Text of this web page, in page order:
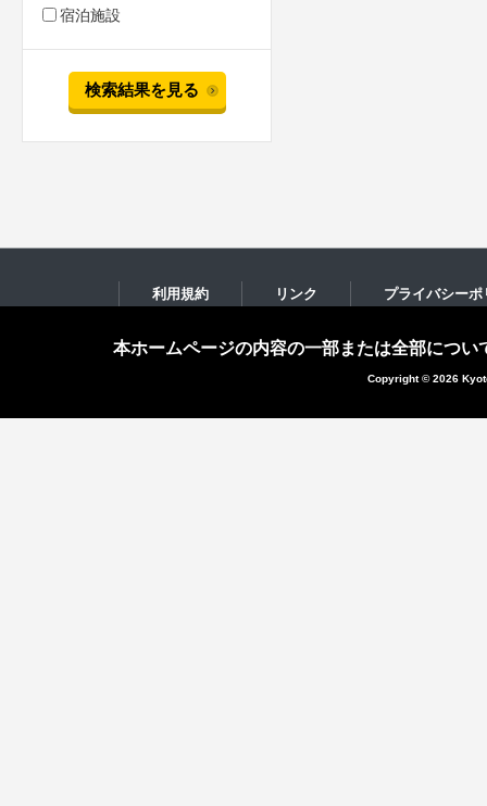
宿泊施設
検索結果を見る
利用規約 リンク プライバシーポ
本ホームページの内容の一部または全部につ
Copyright © 2026